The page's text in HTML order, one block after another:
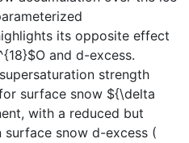
its opposite effect
and d-excess.
strength
surface snow ${\delta
with a reduced but
snow d-excess (